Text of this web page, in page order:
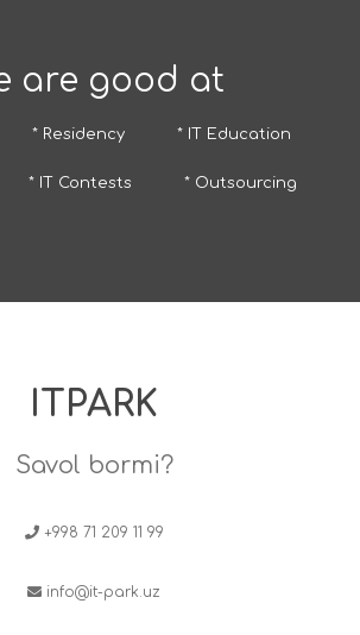
are good at
* Residency * IT Education
* IT Contests * Outsourcing
ITPARK
Savol bormi?
+998 71 209 11 99
info@it-park.uz